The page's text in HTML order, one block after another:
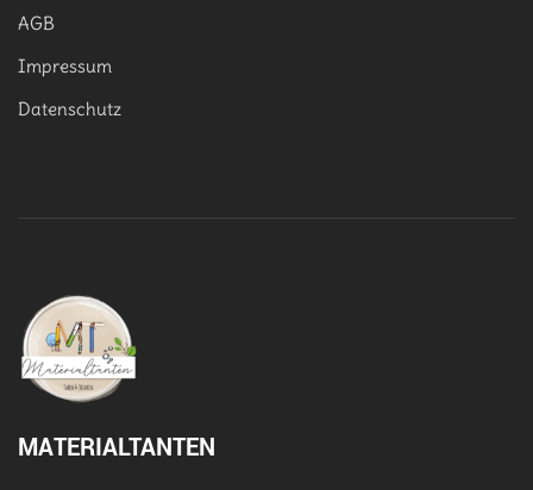
AGB
Impressum
Datenschutz
MATERIALTANTEN